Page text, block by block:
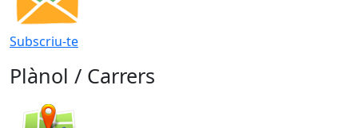
Subscriu-te
Plànol / Carrers